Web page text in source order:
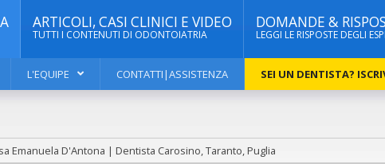
ARTICOLI, CASI CLINICI E VIDEO
TUTTI I CONTENUTI DI ODONTOIATRIA
DOMANDE &
LEGGI LE RISPOSTE DEGLI
L'EQUIPE CONTATTI|ASSISTENZA SEI UN DENTISTA?
Emanuela D'Antona | Dentista Carosino, Taranto, Puglia